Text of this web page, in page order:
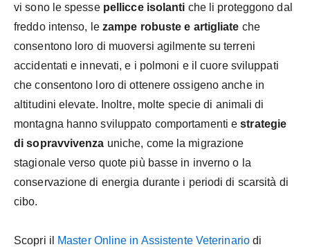
vi sono le spesse pellicce isolanti che li proteggono dal
freddo intenso, le zampe robuste e artigliate che
consentono loro di muoversi agilmente su terreni
accidentati e innevati, e i polmoni e il cuore sviluppati
che consentono loro di ottenere ossigeno anche in
altitudini elevate. Inoltre, molte specie di animali di
montagna hanno sviluppato comportamenti estrategie
di sopravvivenza uniche, come la migrazione
stagionale verso quote più basse in inverno o la
conservazione di energia durante i periodi di scarsità di
cibo.
Scopri il Master Online in Assistente Veterinariodi